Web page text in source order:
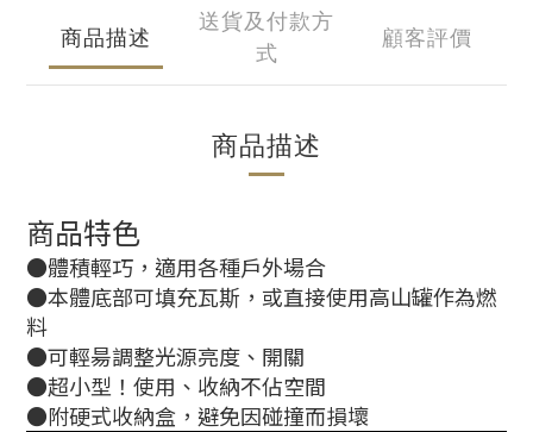
商品描述
送貨及付款方
式
顧客評價
商品描述
商品特色
●體積輕巧，適用各種戶外場合
●本體底部可填充瓦斯，或直接使用高山罐作為燃
料
●可輕昜調整光源亮度、開關
●超小型！使用、收納不佔空間
●附硬式收納盒，避免因碰撞而損壞